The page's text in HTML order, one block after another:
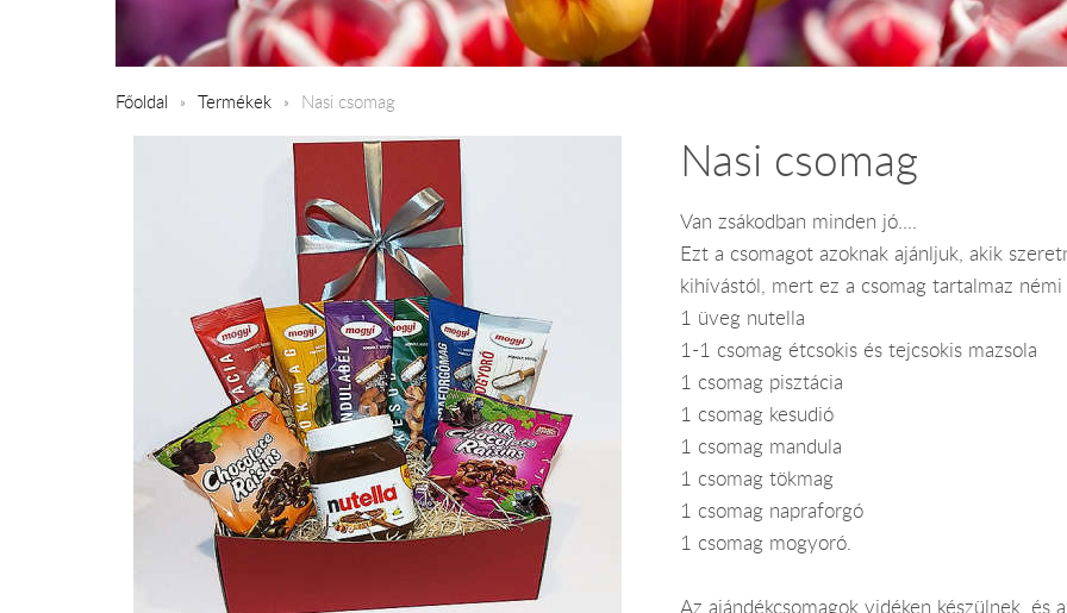
Főoldal Termékek Nasi csomag
Nasi csomag
Van zsákodban minden jó....
Ezt a csomagot azoknak ajánljuk, akik
kihívástól, mert ez a csomag tartalmaz némi
1 üveg nutella
1-1 csomag étcsokis és tejcsokis mazsola
1 csomag pisztácia
1 csomag kesudió
1 csomag mandula
1 csomag tökmag
1 csomag napraforgó
1 csomag mogyoró.
Az ajándékcsomagok vidéken készülnek, és